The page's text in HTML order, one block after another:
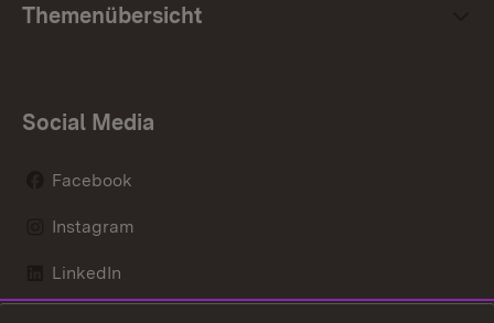
Themenübersicht
Social Media
Facebook
Instagram
LinkedIn